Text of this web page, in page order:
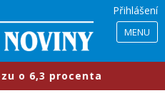
Přihlášení
MENU
6,3 procenta